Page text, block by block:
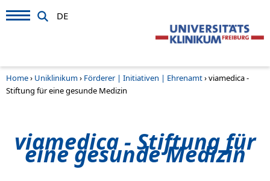
DE
Home› Uniklinikum› Förderer | Initiativen | Ehrenamt›viamedica -
Stiftung für eine gesunde Medizin
viamedica - Stiftung für
eine gesunde Medizin